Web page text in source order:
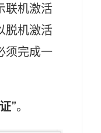
联机激活
脱机激活
须完成一
”。